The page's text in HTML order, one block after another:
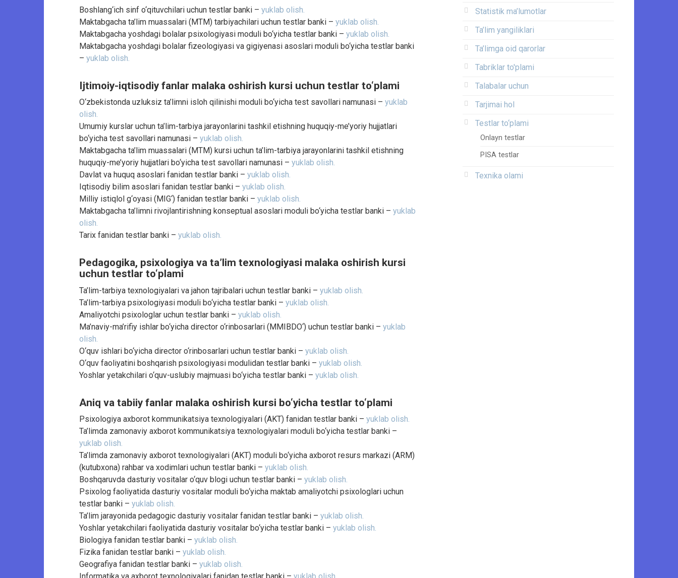
Boshlang‘ich sinf o‘qituvchilari uchun testlar banki – yuklab olish.
Maktabgacha ta’lim muassalari (MTM) tarbiyachilari uchun testlar banki – yuklab olish.
Maktabgacha yoshdagi bolalar psixologiyasi moduli bo‘yicha testlar banki – yuklab olish.
Maktabgacha yoshdagi bolalar fizeologiyasi va gigiyenasi asoslari moduli bo‘yicha testlar banki
– yuklab olish.
Ijtimoiy-iqtisodiy fanlar malaka oshirish kursi uchun testlar to‘plami
O‘zbekistonda uzluksiz ta’limni isloh qilinishi moduli bo‘yicha test savollari namunasi – yuklab
olish.
Umumiy kurslar uchun ta’lim-tarbiya jarayonlarini tashkil etishning huquqiy-me’yoriy hujjatlari
bo‘yicha test savollari namunasi – yuklab olish.
Maktabgacha ta’lim muassalari (MTM) kursi uchun ta’lim-tarbiya jarayonlarini tashkil etishning
huquqiy-me’yoriy hujjatlari bo‘yicha test savollari namunasi – yuklab olish.
Davlat va huquq asoslari fanidan testlar banki – yuklab olish.
Iqtisodiy bilim asoslari fanidan testlar banki – yuklab olish.
Milliy istiqlol g‘oyasi (MIG‘) fanidan testlar banki – yuklab olish.
Maktabgacha ta’limni rivojlantirishning konseptual asoslari moduli bo‘yicha testlar banki – yuklab
olish.
Tarix fanidan testlar banki – yuklab olish.
Pedagogika, psixologiya va ta’lim texnologiyasi malaka oshirish kursi
uchun testlar to‘plami
Ta’lim-tarbiya texnologiyalari va jahon tajribalari uchun testlar banki – yuklab olish.
Ta’lim-tarbiya psixologiyasi moduli bo‘yicha testlar banki – yuklab olish.
Amaliyotchi psixologlar uchun testlar banki – yuklab olish.
Ma’naviy-ma’rifiy ishlar bo‘yicha director o‘rinbosarlari (MMIBDO‘) uchun testlar banki – yuklab
olish.
O‘quv ishlari bo‘yicha director o‘rinbosarlari uchun testlar banki – yuklab olish.
O‘quv faoliyatini boshqarish psixologiyasi modulidan testlar banki – yuklab olish.
Yoshlar yetakchilari o‘quv-uslubiy majmuasi bo‘yicha testlar banki – yuklab olish.
Aniq va tabiiy fanlar malaka oshirish kursi bo‘yicha testlar to‘plami
Psixologiya axborot kommunikatsiya texnologiyalari (AKT) fanidan testlar banki – yuklab olish.
Ta’limda zamonaviy axborot kommunikatsiya texnologiyalari moduli bo‘yicha testlar banki –
yuklab olish.
Ta’limda zamonaviy axborot texnologiyalari (AKT) moduli bo‘yicha axborot resurs markazi (ARM)
(kutubxona) rahbar va xodimlari uchun testlar banki – yuklab olish.
Boshqaruvda dasturiy vositalar o‘quv blogi uchun testlar banki – yuklab olish.
Psixolog faoliyatida dasturiy vositalar moduli bo‘yicha maktab amaliyotchi psixologlari uchun
testlar banki – yuklab olish.
Ta’lim jarayonida pedagogic dasturiy vositalar fanidan testlar banki – yuklab olish.
Yoshlar yetakchilari faoliyatida dasturiy vositalar bo‘yicha testlar banki – yuklab olish.
Biologiya fanidan testlar banki – yuklab olish.
Fizika fanidan testlar banki – yuklab olish.
Geografiya fanidan testlar banki – yuklab olish.
Statistik ma’lumotlar
Ta’lim yangiliklari
Ta’limga oid qarorlar
Tabriklar to'plami
Talabalar uchun
Tarjimai hol
Testlar to‘plami
Onlayn testlar
PISA testlar
Texnika olami